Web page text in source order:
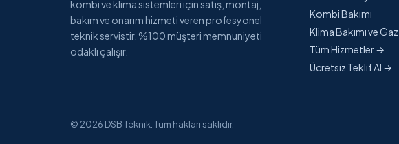
kombi ve klima sistemleri için satış, montaj,
bakım ve onarım hizmeti veren profesyonel
teknik servistir. %100 müşteri memnuniyeti
odaklı çalışır.
Kombi Bakımı
Klima Bakımı ve
Tüm Hizmetler →
Ücretsiz Teklif Al →
© 2026 DSB Teknik. Tüm hakları saklıdır.